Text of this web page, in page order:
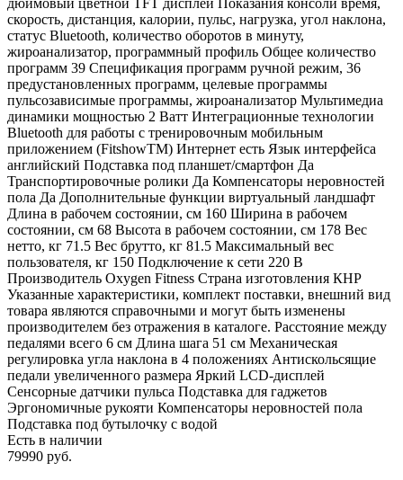
дюймовый цветной TFT дисплей Показания консоли время,
скорость, дистанция, калории, пульс, нагрузка, угол наклона,
статус Bluetooth, количество оборотов в минуту,
жироанализатор, программный профиль Общее количество
программ 39 Спецификация программ ручной режим, 36
предустановленных программ, целевые программы
пульсозависимые программы, жироанализатор Мультимедиа
динамики мощностью 2 Ватт Интеграционные технологии
Bluetooth для работы с тренировочным мобильным
приложением (FitshowTM) Интернет есть Язык интерфейса
английский Подставка под планшет/смартфон Да
Транспортировочные ролики Да Компенсаторы неровностей
пола Да Дополнительные функции виртуальный ландшафт
Длина в рабочем состоянии, см 160 Ширина в рабочем
состоянии, см 68 Высота в рабочем состоянии, см 178 Вес
нетто, кг 71.5 Вес брутто, кг 81.5 Максимальный вес
пользователя, кг 150 Подключение к сети 220 В
Производитель Oxygen Fitness Страна изготовления КНР
Указанные характеристики, комплект поставки, внешний вид
товара являются справочными и могут быть изменены
производителем без отражения в каталоге. Расстояние между
педалями всего 6 см Длина шага 51 см Механическая
регулировка угла наклона в 4 положениях Антискольсящие
педали увеличенного размера Яркий LCD-дисплей
Сенсорные датчики пульса Подставка для гаджетов
Эргономичные рукояти Компенсаторы неровностей пола
Подставка под бутылочку с водой
Есть в наличии
79990 руб.